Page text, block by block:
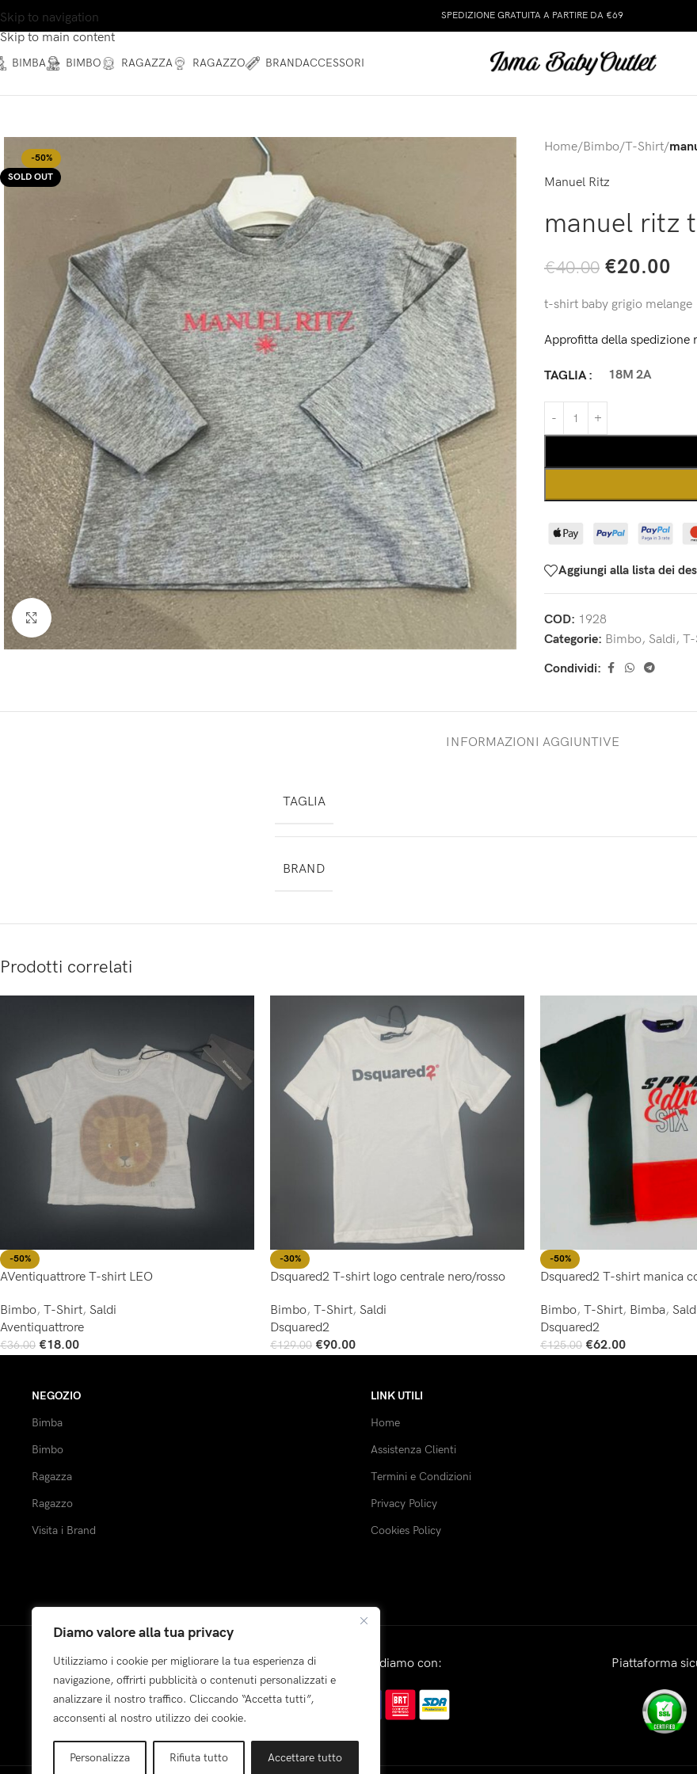
Diamo valore alla tua privacy
Utilizziamo i cookie per migliorare la tua esperienza di
navigazione, offrirti pubblicità o contenuti personalizzati e
analizzare il nostro traffico. Cliccando “Accetta tutti”,
acconsenti al nostro utilizzo dei cookie.
Personalizza Rifiuta tutto Accettare tutto
Skip to navigation
Skip to main content
SPEDIZIONE GRATUITA A PARTIRE DA €69
BIMBA BIMBO RAGAZZA RAGAZZO BRANDACCESSORI
-50%
SOLD OUT
Click to enlarge
Home/Bimbo/T-Shirt/
Manuel Ritz
manuel ritz
€40.00 €20.00
t-shirt baby grigio melange
Approfitta della spedizione
TAGLIA 18M 2A
Aggiungi alla lista dei
COD: 1928
Categorie: Bimbo, Saldi,
Condividi:
INFORMAZIONI AGGIUNTIVE
TAGLIA
BRAND
Prodotti correlati
-50%
AVentiquattrore T-shirt LEO
Bimbo, T-Shirt, Saldi
Aventiquattrore
€36.00 €18.00
-30%
Dsquared2 T-shirt logo centrale nero/rosso
Bimbo, T-Shirt, Saldi
Dsquared2
€129.00 €90.00
-50%
Dsquared2 T-shirt manica
Bimbo, T-Shirt, Bimba,
Dsquared2
€125.00 €62.00
NEGOZIO
Bimba
Bimbo
Ragazza
Ragazzo
Visita i Brand
LINK UTILI
Home
Assistenza Clienti
Termini e Condizioni
Privacy Policy
Cookies Policy
Pagamenti: Spediamo con: Piattaforma